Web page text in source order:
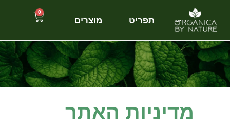
תפריט מוצרים
0
מדיניות האתר